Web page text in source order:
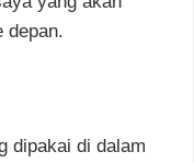
depan.
dipakai di dalam